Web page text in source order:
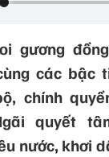
gương
các bậc
chính
quyết
nước, khơi